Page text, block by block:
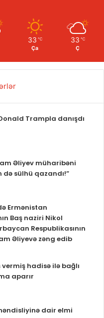
33 ℃
Ça
33 ℃
Ç
Trampla danışdı
Əliyev müharibəni
də sülhü qazandı!”
Ermənistan
Baş naziri Nikol
Respublikasının
Əliyevə zəng edib
hadisə ilə bağlı
aparır
dair elmi